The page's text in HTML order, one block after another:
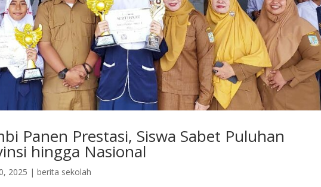
Panen Prestasi, Siswa Sabet Puluhan
hingga Nasional
2025 |berita sekolah